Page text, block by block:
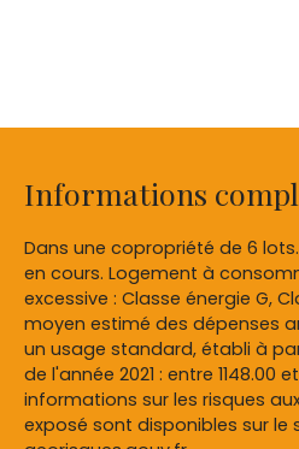
Informations
Dans une copropriété de 6
en cours. Logement à
excessive : Classe énergie G,
moyen estimé des dépenses
un usage standard, établi à
de l'année 2021 : entre 1148.00
informations sur les risques
exposé sont disponibles sur le